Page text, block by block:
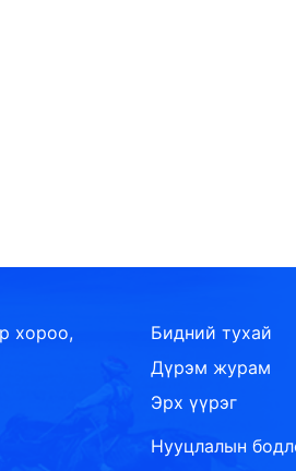
хороо,
Бидний тухай
Дүрэм журам
Эрх үүрэг
Нууцлалын